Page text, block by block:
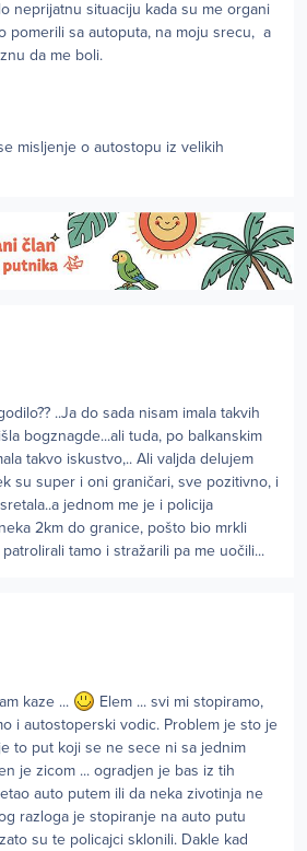
neprijatnu situaciju kada su me organi
pomerili sa autoputa, na moju srecu, a
da me boli.
misljenje o autostopu iz velikih
..Ja do sada nisam imala takvih
bogznagde...ali tuda, po balkanskim
takvo iskustvo,.. Ali valjda delujem
su super i oni graničari, sve pozitivno, i
jednom me je i policija
2km do granice, pošto bio mrkli
tamo i stražarili pa me uočili...
kaze ...
Elem ... svi mi stopiramo,
i autostoperski vodic. Problem je sto je
to put koji se ne sece ni sa jednim
je zicom ... ogradjen je bas iz tih
auto putem ili da neka zivotinja ne
razloga je stopiranje na auto putu
su te policajci sklonili. Dakle kad